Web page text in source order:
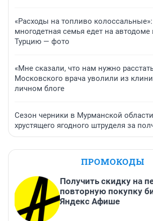
«Расходы на топливо
многодетная семья едет на автодоме
Турцию — фото
«Мне сказали, что нам нужно
Московского врача уволили из
личном блоге
Сезон черники в Мурманской
хрустящего ягодного штруделя за
ПРОМОКОДЫ
Получить скидку на
повторную покупку
Яндекс Афише